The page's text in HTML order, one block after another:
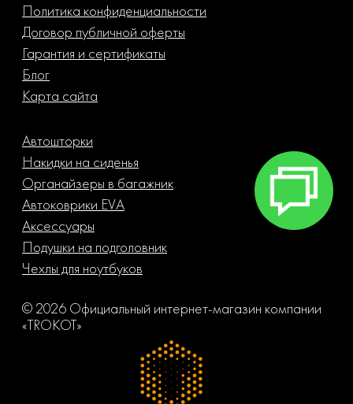
Политика конфиденциальности
Договор публичной оферты
Гарантия и сертификаты
Блог
Карта сайта
Автошторки
Накидки на сиденья
Органайзеры в багажник
Автоковрики EVA
Аксессуары
Подушки на подголовник
Чехлы для ноутбуков
© 2026 Официальный интернет-магазин компании
«TROKOT»